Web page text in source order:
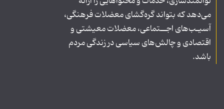
می‌دهد که بتواند گره‌گشای معضلات فرهنگی،
آسیـب‌های اجــتماعی، معضلات معیشتی و
اقتصادی و چالش‌های سیاسی در زندگی مردم
باشد.